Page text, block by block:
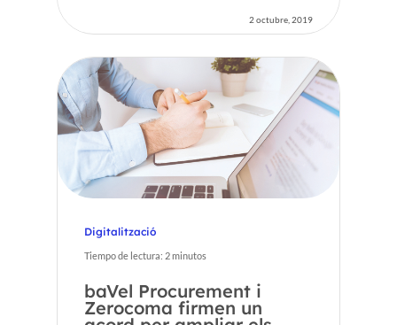
2 octubre, 2019
Digitalització
Tiempo de lectura: 2minutos
baVel Procurement i
Zerocoma firmen un
Inici
Voxel
ES